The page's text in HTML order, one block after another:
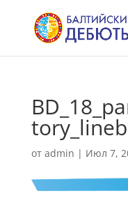
от admin | Июл 7,